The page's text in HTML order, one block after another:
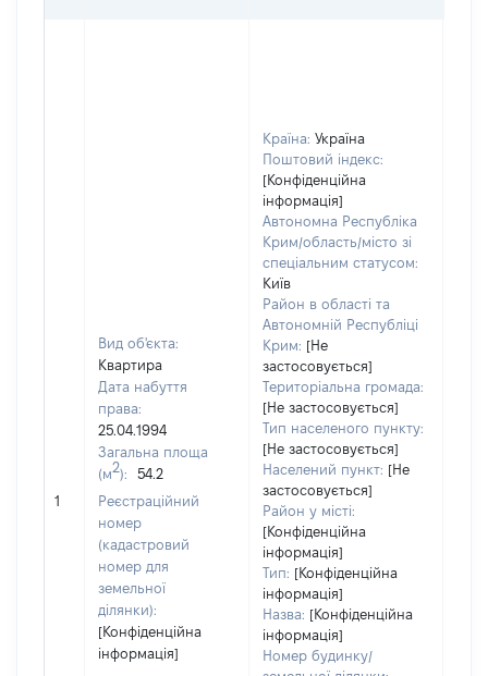
1
Вид об'єкта:
Квартира
Дата набуття
права:
25.04.1994
Загальна площа
(м2):
54.2
Реєстраційний
номер
(кадастровий
номер для
земельної
ділянки):
[Конфіденційна
інформація]
Країна: Україна
Поштовий індекс:
[Конфіденційна
інформація]
Автономна Республіка
Крим/область/місто зі
спеціальним статусом:
Київ
Район в області та
Автономній Республіці
Крим: [Не
застосовується]
Територіальна громада:
[Не застосовується]
Тип населеного пункту:
[Не застосовується]
Населений пункт: [Не
застосовується]
Район у місті:
[Конфіденційна
інформація]
Тип: [Конфіденційна
інформація]
Назва: [Конфіденційна
інформація]
Номер будинку/